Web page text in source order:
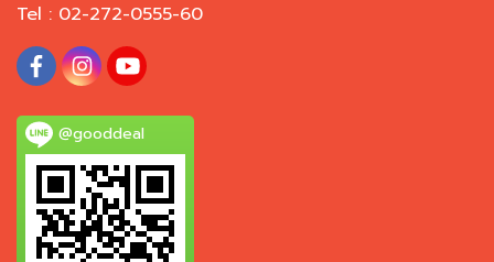
Tel : 02-272-0555-60
@gooddeal